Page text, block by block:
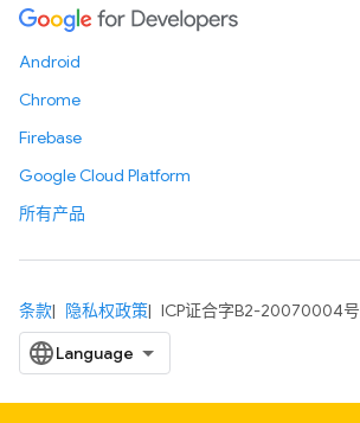
Android
Chrome
Firebase
Google Cloud Platform
所有产品
条款 隐私权政策 ICP证合字B2-20070004号